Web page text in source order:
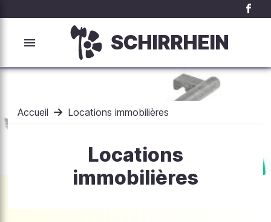
SCHIRRHEIN
Accueil Locations immobilières
Locations
immobilières